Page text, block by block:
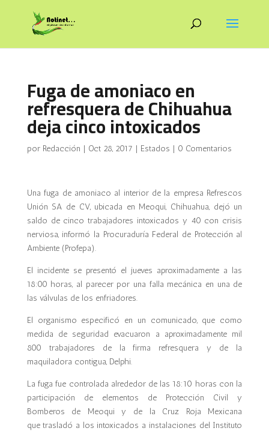
Fuga de amoniaco en
refresquera de Chihuahua
deja cinco intoxicados
por Redacción | Oct 28, 2017 | Estados | 0 Comentarios
Una fuga de amoniaco al interior de la empresa Refrescos
Unión SA de CV, ubicada en Meoqui, Chihuahua, dejó un
saldo de cinco trabajadores intoxicados y 40 con crisis
nerviosa, informó la Procuraduría Federal de Protección al
Ambiente (Profepa).
El incidente se presentó el jueves aproximadamente a las
18:00 horas, al parecer por una falla mecánica en una de
las válvulas de los enfriadores.
El organismo especificó en un comunicado, que como
medida de seguridad evacuaron a aproximadamente mil
800 trabajadores de la firma refresquera y de la
maquiladora contigua, Delphi.
La fuga fue controlada alrededor de las 18:10 horas con la
participación de elementos de Protección Civil y
Bomberos de Meoqui y de la Cruz Roja Mexicana
que trasladó a los intoxicados a instalaciones del Instituto